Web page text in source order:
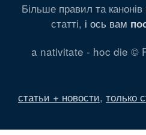
Більше правил та
статті, і ось вам
a nativitate - hoc die ©
статьи + новости, только